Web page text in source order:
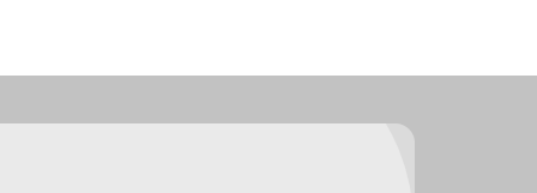
nossos produtos